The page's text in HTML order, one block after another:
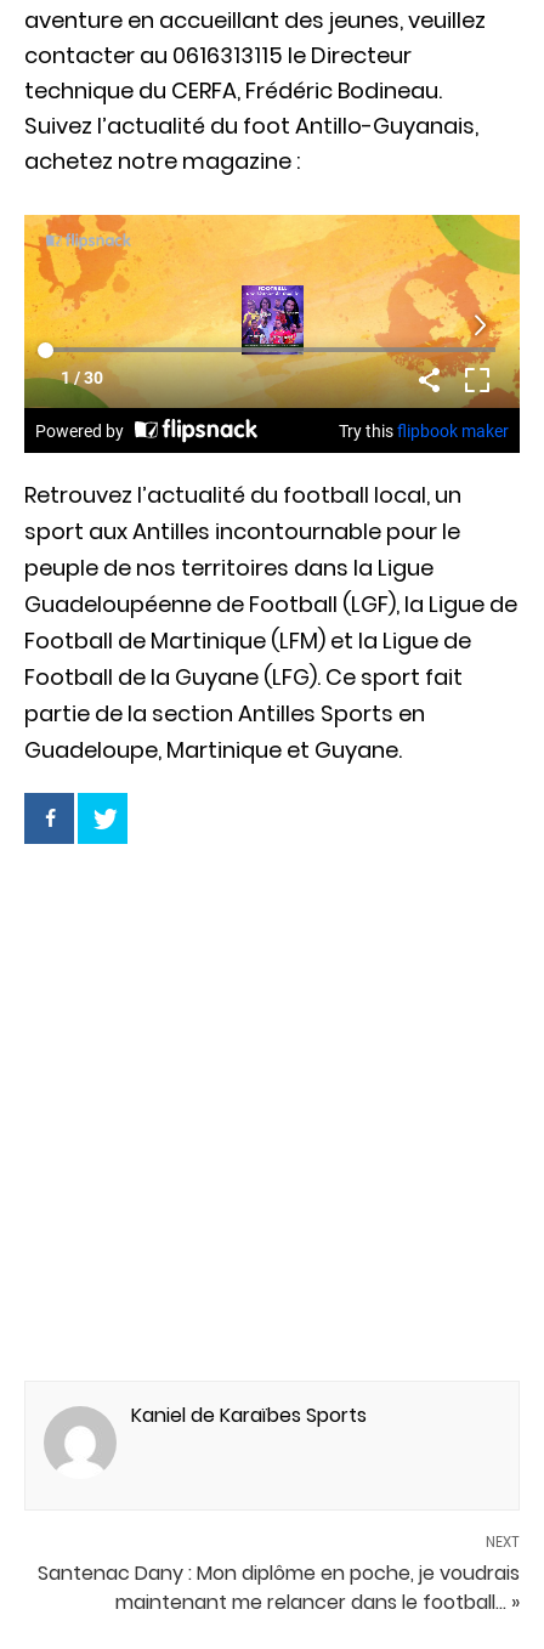
aventure en accueillant des jeunes, veuillez
contacter au 0616313115 le Directeur
technique du CERFA, Frédéric Bodineau.
Suivez l’actualité du foot Antillo-Guyanais,
achetez notre magazine :
Retrouvez l’actualité du football local, un
sport aux Antilles incontournable pour le
peuple de nos territoires dans la Ligue
Guadeloupéenne de Football (LGF), la Ligue de
Football de Martinique (LFM) et la Ligue de
Football de la Guyane (LFG). Ce sport fait
partie de la section Antilles Sports en
Guadeloupe, Martinique et Guyane.
Kaniel de Karaïbes Sports
NEXT
Santenac Dany : Mon diplôme en poche, je voudrais
maintenant me relancer dans le football... »